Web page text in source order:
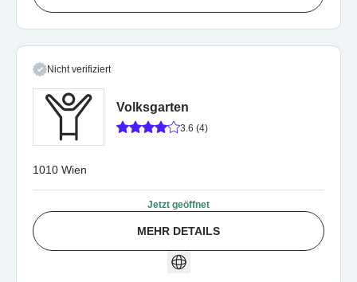
Nicht verifiziert
Volksgarten
3.6 (4)
1010 Wien
Jetzt geöffnet
MEHR DETAILS